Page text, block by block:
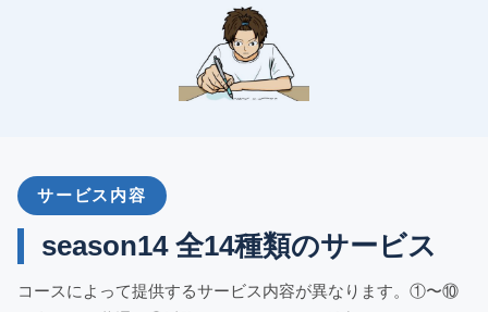
サービス内容
season14 全14種類のサービス
コースによって提供するサービス内容が異なります。①〜⑩